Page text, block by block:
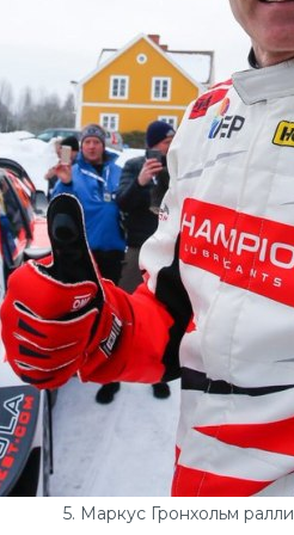
5. Маркус Гронхольм ралли